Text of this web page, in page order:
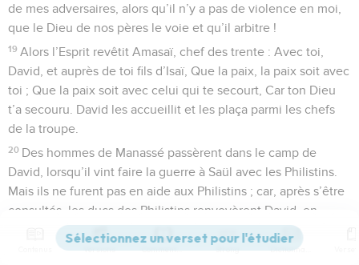
de mes adversaires, alors qu’il n’y a pas de violence en moi,
que le Dieu de nos pères le voie et qu’il arbitre !
19 Alors l’Esprit revêtit Amasaï, chef des trente : Avec toi,
David, et auprès de toi fils d’Isaï, Que la paix, la paix soit avec
toi ; Que la paix soit avec celui qui te secourt, Car ton Dieu
t’a secouru. David les accueillit et les plaça parmi les chefs
de la troupe.
20 Des hommes de Manassé passèrent dans le camp de
David, lorsqu’il vint faire la guerre à Saül avec les Philistins.
Mais ils ne furent pas en aide aux Philistins ; car, après s’être
consultés, les ducs des Philistins renvoyèrent David, en
disant : Il passerait du côté de son seigneur Saül, au péril de
nos têtes.
Versions Commentaires Strong